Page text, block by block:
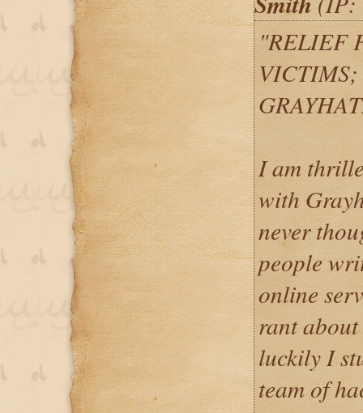
"RELIEF
I am
with
never
people
online
rant
luckily I
team of